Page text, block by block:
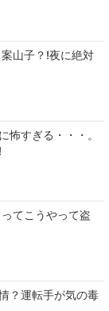
山子？!夜に絶対
怖すぎる・・・。
てこうやって盗
？運転手が気の毒